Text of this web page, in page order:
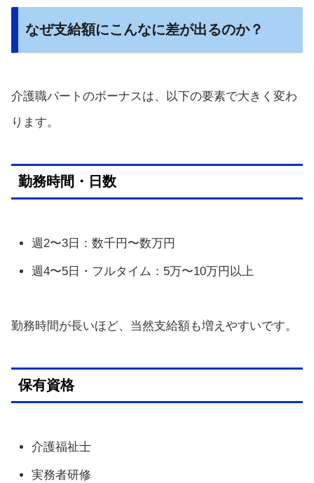
なぜ支給額にこんなに差が出るのか？
介護職パートのボーナスは、以下の要素で大きく変わ
ります。
勤務時間・日数
週2〜3日：数千円〜数万円
週4〜5日・フルタイム：5万〜10万円以上
勤務時間が長いほど、当然支給額も増えやすいです。
保有資格
介護福祉士
実務者研修